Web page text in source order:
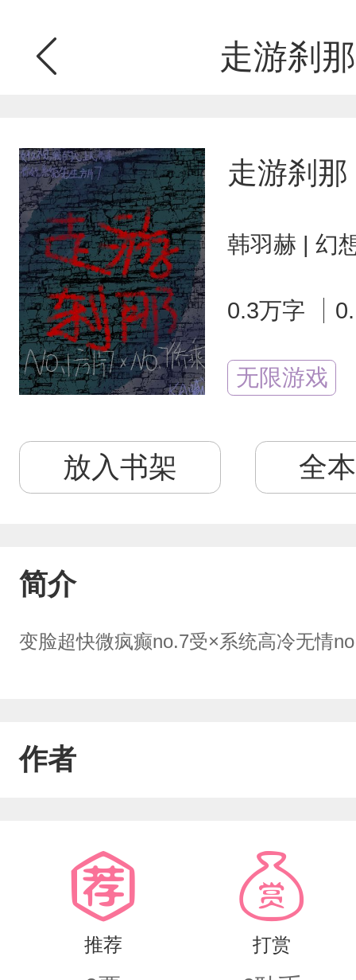
走游刹
走游刹
韩羽赫 | 幻
0.3万字
无限游戏
放入书架 全
简介
变脸超快微疯癫no.7受×系统高冷无情
作者
推荐 打赏